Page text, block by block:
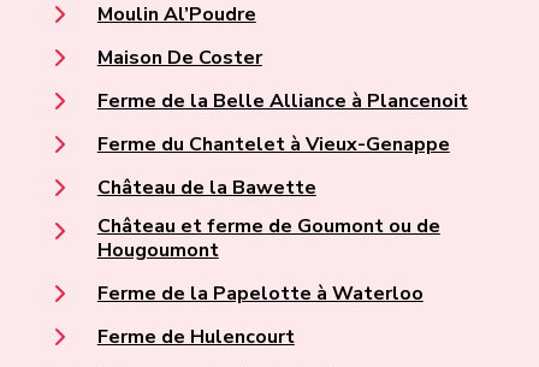
Moulin Al’Poudre
Maison De Coster
Ferme de la Belle Alliance à Plancenoit
Ferme du Chantelet à Vieux-Genappe
Château de la Bawette
Château et ferme de Goumont ou de
Hougoumont
Ferme de la Papelotte à Waterloo
Ferme de Hulencourt